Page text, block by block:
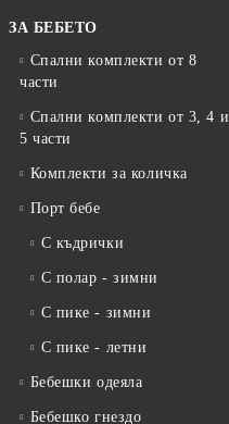
ЗА БЕБЕТО
Спални комплекти от 8
части
Спални комплекти от 3, 4 и
5 части
Комплекти за количка
Порт бебе
С къдрички
С полар - зимни
С пике - зимни
С пике - летни
Бебешки одеяла
Бебешко гнездо